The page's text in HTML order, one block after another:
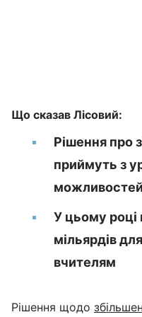
Що сказав Лісовий:
Рішення про
приймуть з
можливостей
У цьому році
мільярдів
вчителям
Рішення щодо